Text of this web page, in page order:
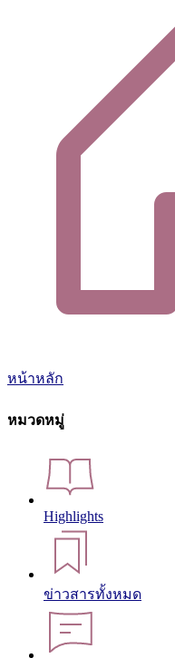
หน้าหลัก
หมวดหมู่
Highlights
ข่าวสารทั้งหมด